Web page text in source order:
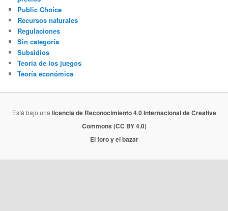
Public Choice
Recursos naturales
Regulaciones
Sin categoría
Subsidios
Teoría de los juegos
Teoría económica
Está bajo una licencia de Reconocimiento 4.0 Internacional de Creative
Commons (CC BY 4.0)
El foro y el bazar